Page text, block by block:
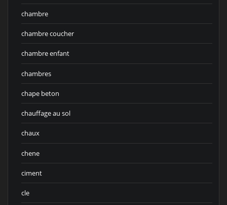
chambre
chambre coucher
chambre enfant
chambres
chape beton
chauffage au sol
chaux
chene
ciment
cle